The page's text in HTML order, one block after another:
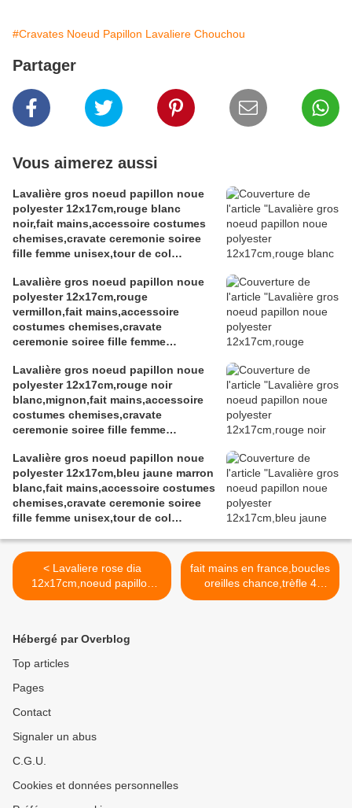
#Cravates Noeud Papillon Lavaliere Chouchou
Partager
Vous aimerez aussi
Lavalière gros noeud papillon noue
polyester 12x17cm,rouge blanc
noir,fait mains,accessoire costumes
chemises,cravate ceremonie soiree
fille femme unisex,tour de col
Lavalière gros noeud papillon noue
polyester 12x17cm,rouge
vermillon,fait mains,accessoire
costumes chemises,cravate
ceremonie soiree fille femme
dress code ecole travail
Lavalière gros noeud papillon noue
polyester 12x17cm,rouge noir
blanc,mignon,fait mains,accessoire
costumes chemises,cravate
ceremonie soiree fille femme
Lavalière gros noeud papillon noue
polyester 12x17cm,bleu jaune marron
blanc,fait mains,accessoire costumes
chemises,cravate ceremonie soiree
fille femme unisex,tour de col
< Lavaliere rose dia
12x17cm,noeud papillon
femme noué,polyester,tour
femme,cérémonie,france
fait mains en france,boucles
oreilles chance,trèfle 4
feuilles,perles rondes bleu
Hébergé par Overblog
Top articles
Pages
Contact
Signaler un abus
C.G.U.
Cookies et données personnelles